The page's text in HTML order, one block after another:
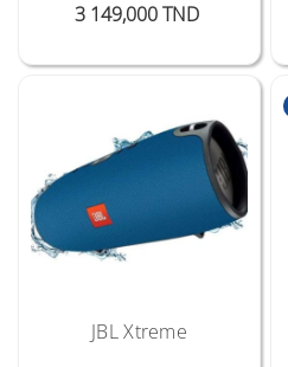
3 149,000 TND
JBL Xtreme